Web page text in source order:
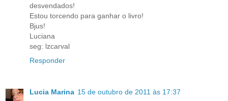
desvendados!
Estou torcendo para ganhar o livro!
Bjus!
Luciana
seg: lzcarval
Responder
Lucia Marina 15 de outubro de 2011 às 17:37